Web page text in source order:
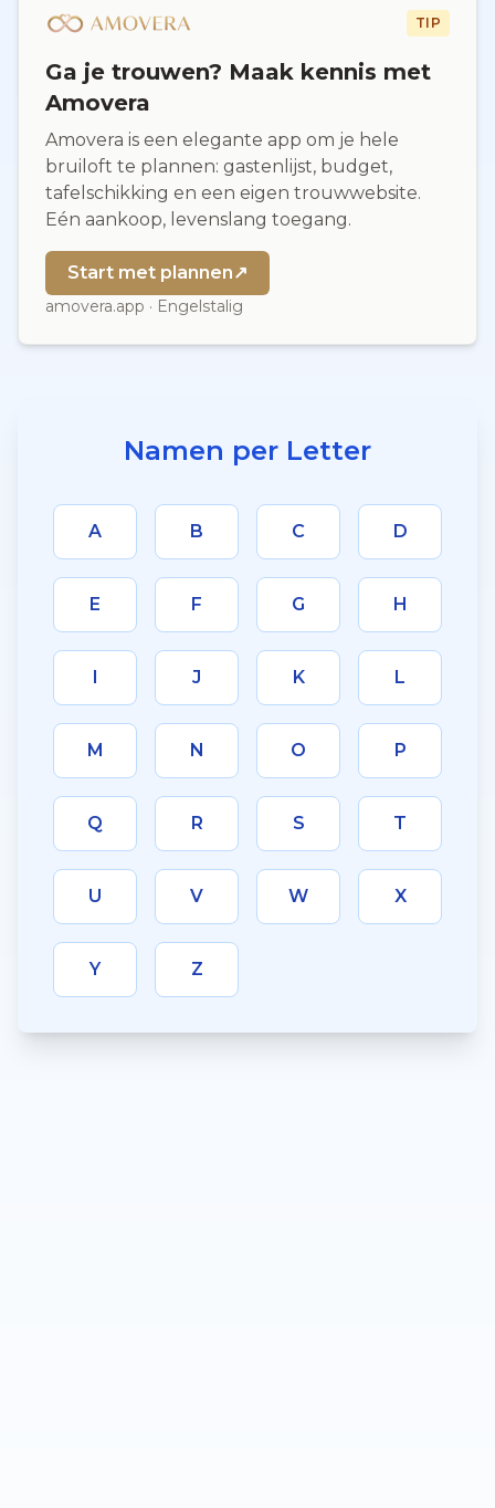
TIP
Ga je trouwen? Maak kennis met
Amovera
Amovera is een elegante app om je hele
bruiloft te plannen: gastenlijst, budget,
tafelschikking en een eigen trouwwebsite.
Eén aankoop, levenslang toegang.
Start met plannen↗
amovera.app · Engelstalig
Namen per Letter
A B C D
E F G H
I J K L
M N O P
Q R S T
U V W X
Y Z